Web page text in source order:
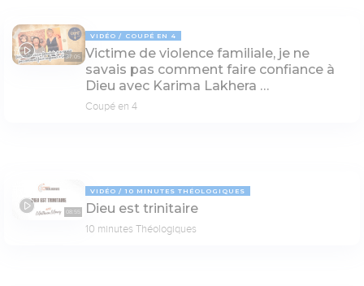
37:05
VIDÉO COUPÉ EN 4
Victime de violence familiale, je ne
savais pas comment faire confiance à
Dieu avec Karima Lakhera …
Coupé en 4
08:55
VIDÉO 10 MINUTES THÉOLOGIQUES
Dieu est trinitaire
10 minutes Théologiques